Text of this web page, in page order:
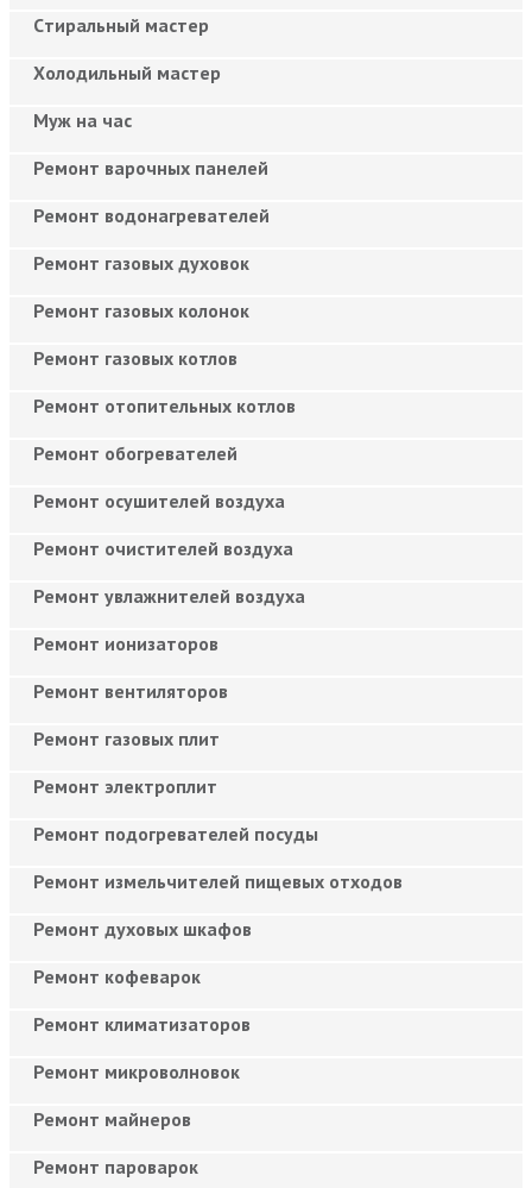
Cтиральный мастер
Холодильный мастер
Муж на час
Ремонт варочных панелей
Ремонт водонагревателей
Ремонт газовых духовок
Ремонт газовых колонок
Ремонт газовых котлов
Ремонт отопительных котлов
Ремонт обогревателей
Ремонт осушителей воздуха
Ремонт очистителей воздуха
Ремонт увлажнителей воздуха
Ремонт ионизаторов
Ремонт вентиляторов
Ремонт газовых плит
Ремонт электроплит
Ремонт подогревателей посуды
Ремонт измельчителей пищевых отходов
Ремонт духовых шкафов
Ремонт кофеварок
Ремонт климатизаторов
Ремонт микроволновок
Ремонт майнеров
Ремонт пароварок